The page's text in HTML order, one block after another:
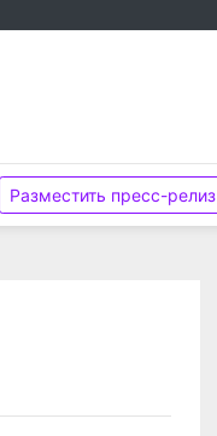
Разместить пресс-релиз